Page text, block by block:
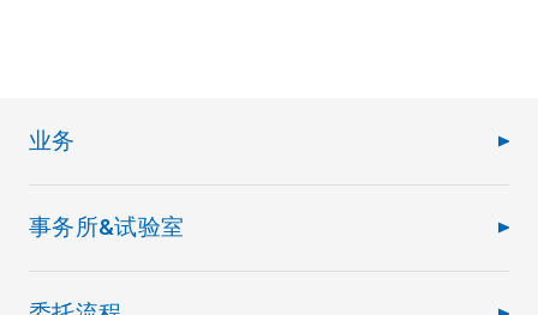
业务
事务所&试验室